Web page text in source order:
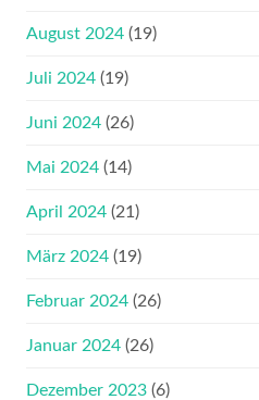
August 2024 (19)
Juli 2024 (19)
Juni 2024 (26)
Mai 2024 (14)
April 2024 (21)
März 2024 (19)
Februar 2024 (26)
Januar 2024 (26)
Dezember 2023 (6)